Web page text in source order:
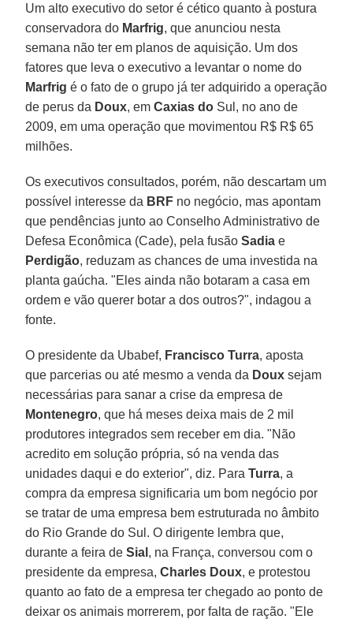
Um alto executivo do setor é cético quanto à postura
conservadora do Marfrig, que anunciou nesta
semana não ter em planos de aquisição. Um dos
fatores que leva o executivo a levantar o nome do
Marfrig é o fato de o grupo já ter adquirido a operação
de perus da Doux, emCaxias do Sul, no ano de
2009, em uma operação que movimentou R$ R$ 65
milhões.
Os executivos consultados, porém, não descartam um
possível interesse da BRF no negócio, mas apontam
que pendências junto ao Conselho Administrativo de
Defesa Econômica (Cade), pela fusãoSadia e
Perdigão, reduzam as chances de uma investida na
planta gaúcha. "Eles ainda não botaram a casa em
ordem e vão querer botar a dos outros?", indagou a
fonte.
O presidente da Ubabef, Francisco Turra, aposta
que parcerias ou até mesmo a venda da Doux sejam
necessárias para sanar a crise da empresa de
Montenegro, que há meses deixa mais de 2 mil
produtores integrados sem receber em dia. "Não
acredito em solução própria, só na venda das
unidades daqui e do exterior", diz. ParaTurra, a
compra da empresa significaria um bom negócio por
se tratar de uma empresa bem estruturada no âmbito
do Rio Grande do Sul. O dirigente lembra que,
durante a feira deSial , na França, conversou com o
presidente da empresa,Charles Doux, e protestou
quanto ao fato de a empresa ter chegado ao ponto de
deixar os animais morrerem, por falta de ração. "Ele